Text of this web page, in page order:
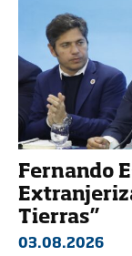
Fernando
Tierras”
03.08.2026